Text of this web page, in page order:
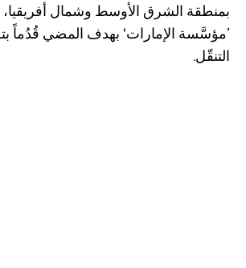
بمنطقة الشرق الأوسط وشمال
’مؤسَّسة الإمارات‘ بهدف المضي قُدُماً
التنقّل.